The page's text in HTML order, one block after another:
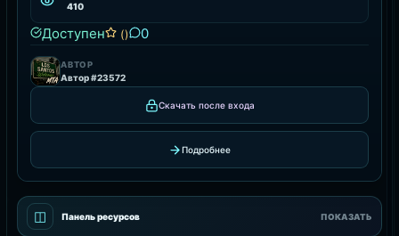
◫ Панель ресурсов ПОКАЗАТЬ
410
Доступен () 0
АВТОР
Автор #23572
Скачать после входа
Подробнее